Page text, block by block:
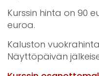
Kurssin hinta on 90
euroa.
Kaluston
Näyttöpäivän